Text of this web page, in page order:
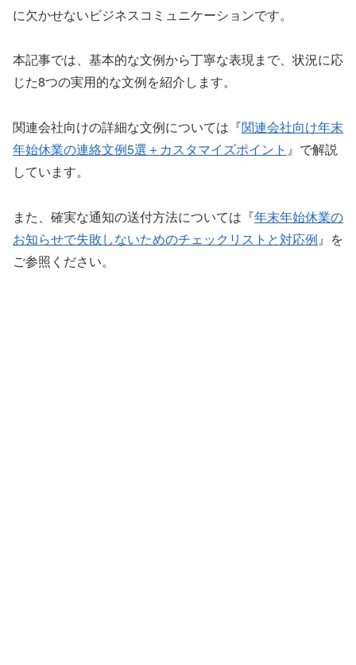
に欠かせないビジネスコミュニケーションです。
本記事では、基本的な文例から丁寧な表現まで、状況に応
じた8つの実用的な文例を紹介します。
関連会社向けの詳細な文例については『関連会社向け年末
年始休業の連絡文例5選＋カスタマイズポイント 』で解説
しています。
また、確実な通知の送付方法については『年末年始休業の
お知らせで失敗しないためのチェックリストと対応例』を
ご参照ください。